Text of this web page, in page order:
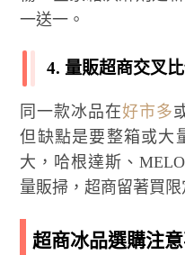
一送一。
4. 量販超商交叉
同一款冰品在好市多
但缺點是要整箱或大
大，哈根達斯、
量販掃，超商留著買限
超商冰品選購注